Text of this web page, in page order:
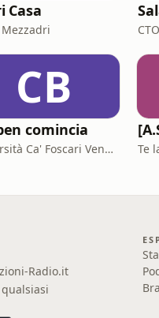
Casa
CB
comincia
Università Ca' Foscari Venezia Te
Radio.it